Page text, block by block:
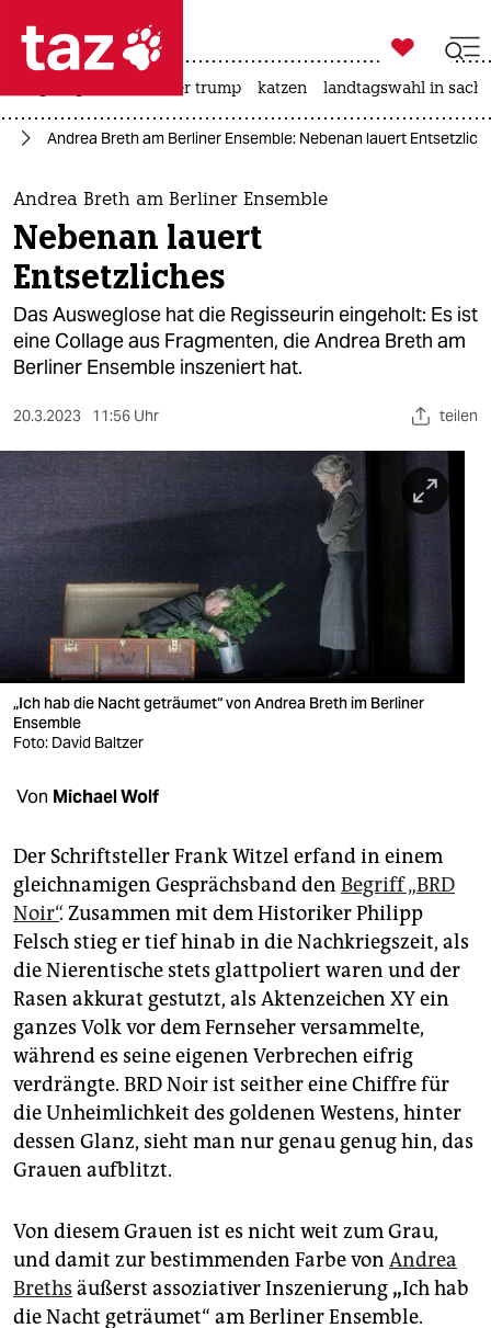
 taz zahl ich
taz zahl ich
themen
politik
öko
gesellschaft
sport
berlin
nord
wahrheit
verlag
verlag
veranstaltungen
unterstützen
abo
genossenschaft
epaper login

taz zahl ich
usa unter trump katzen landtagswahl in
Andrea Breth am Berliner Ensemble: Nebenan lauert
Andrea Breth am Berliner Ensemble
Nebenan lauert
Entsetzliches
Das Ausweglose hat die Regisseurin eingeholt: Es ist
eine Collage aus Fragmenten, die Andrea Breth am
Berliner Ensemble inszeniert hat.
20.3.2023 11:56 Uhr teilen
„Ich hab die Nacht geträumet“ von Andrea Breth im Berliner
Ensemble
Foto: David Baltzer
Von Michael Wolf
Der Schriftsteller Frank Witzel erfand in einem
gleichnamigen Gesprächsband den Begriff „BRD
Noir“. Zusammen mit dem Historiker Philipp
Felsch stieg er tief hinab in die Nachkriegszeit, als
die Nierentische stets glattpoliert waren und der
Rasen akkurat gestutzt, als Aktenzeichen XY ein
ganzes Volk vor dem Fernseher versammelte,
während es seine eigenen Verbrechen eifrig
verdrängte. BRD Noir ist seither eine Chiffre für
die Unheimlichkeit des goldenen Westens, hinter
dessen Glanz, sieht man nur genau genug hin, das
Grauen aufblitzt.
Von diesem Grauen ist es nicht weit zum Grau,
und damit zur bestimmenden Farbe von Andrea
Breths äußerst assoziativer Inszenierung „Ich hab
die Nacht geträumet“ am Berliner Ensemble.